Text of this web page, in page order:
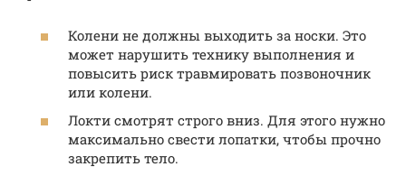
Колени не должны выходить за носки. Это
может нарушить технику выполнения и
повысить риск травмировать позвоночник
или колени.
Локти смотрят строго вниз. Для этого нужно
максимально свести лопатки, чтобы прочно
закрепить тело.